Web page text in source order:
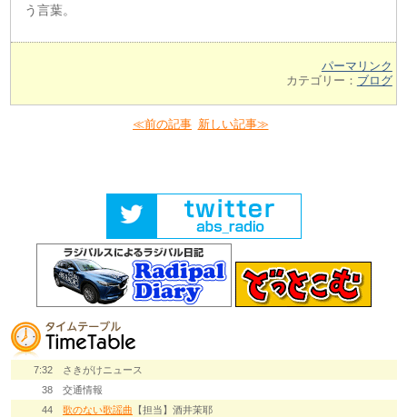
う言葉。
パーマリンク
カテゴリー： ブログ
≪前の記事 新しい記事≫
7:32
さきがけニュース
38
交通情報
44
歌のない歌謡曲 【担当】酒井茉耶